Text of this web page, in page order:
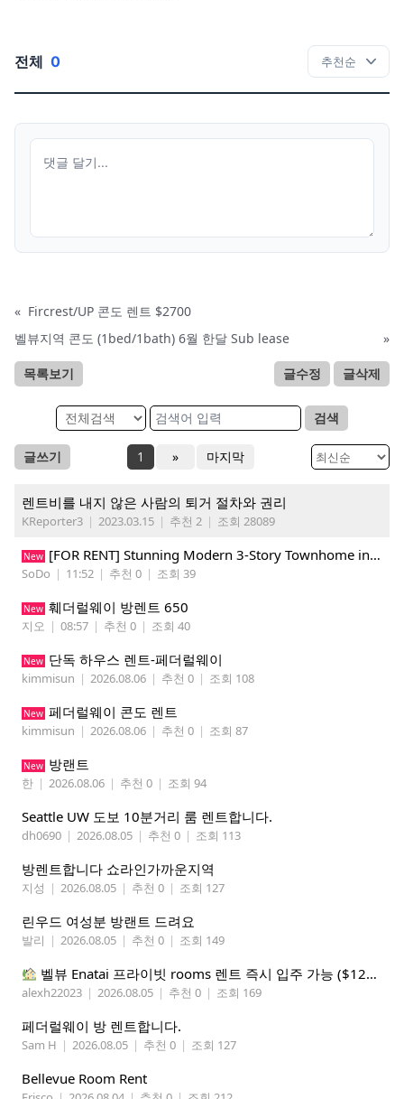
전체 0
« Fircrest/UP 콘도 렌트 $2700
벨뷰지역 콘도 (1bed/1bath) 6월 한달 Sub lease
»
목록보기 글수정 글삭제
검색
글쓰기 1 » 마지막
렌트비를 내지 않은 사람의 퇴거 절차와 권리
KReporter3 | 2023.03.15 | 추천 2 | 조회 28089
New ​[FOR RENT] Stunning Modern 3-Story Townhome in South Park - Perfect for Tech Pros & Students!
SoDo | 11:52 | 추천 0 | 조회 39
New 훼더럴웨이 방렌트 650
지오 | 08:57 | 추천 0 | 조회 40
New 단독 하우스 렌트-페더럴웨이
kimmisun | 2026.08.06 | 추천 0 | 조회 108
New 페더럴웨이 콘도 렌트
kimmisun | 2026.08.06 | 추천 0 | 조회 87
New 방랜트
한 | 2026.08.06 | 추천 0 | 조회 94
Seattle UW 도보 10분거리 룸 렌트합니다.
dh0690 | 2026.08.05 | 추천 0 | 조회 113
방렌트합니다 쇼라인가까운지역
지성 | 2026.08.05 | 추천 0 | 조회 127
린우드 여성분 방랜트 드려요
발리 | 2026.08.05 | 추천 0 | 조회 149
벨뷰 Enatai 프라이빗 rooms 렌트 즉시 입주 가능 ($1200 monthly)
alexh22023 | 2026.08.05 | 추천 0 | 조회 169
페더럴웨이 방 렌트합니다.
Sam H | 2026.08.05 | 추천 0 | 조회 127
Bellevue Room Rent